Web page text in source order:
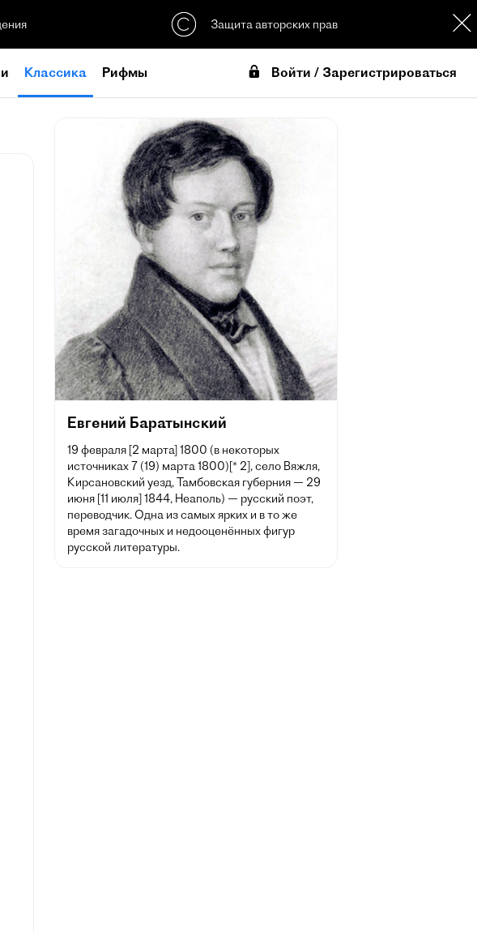
Защита авторских прав
Классика Рифмы Войти / Зарегистрироваться
Евгений Баратынский
19 февраля [2 марта] 1800 (в некоторых
источниках 7 (19) марта 1800)[* 2], село Вяжля,
Кирсановский уезд, Тамбовская губерния — 29
июня [11 июля] 1844, Неаполь) — русский поэт,
переводчик. Одна из самых ярких и в то же
время загадочных и недооценённых фигур
русской литературы.